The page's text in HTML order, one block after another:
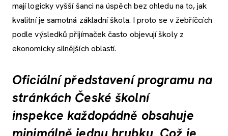
mají logicky vyšší šanci na úspěch bez ohledu na to, jak
kvalitní je samotná základní škola. I proto se v žebříčcích
podle výsledků přijímaček často objevují školy z
ekonomicky silnějších oblastí.
Oficiální představení programu na
stránkách České školní
inspekce každopádně obsahuje